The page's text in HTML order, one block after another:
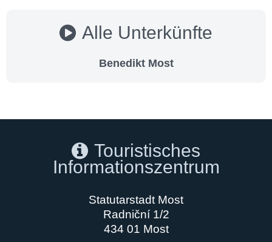
Alle Unterkünfte
Benedikt Most
Touristisches
Informationszentrum
Statutarstadt Most
Radniční 1/2
434 01 Most